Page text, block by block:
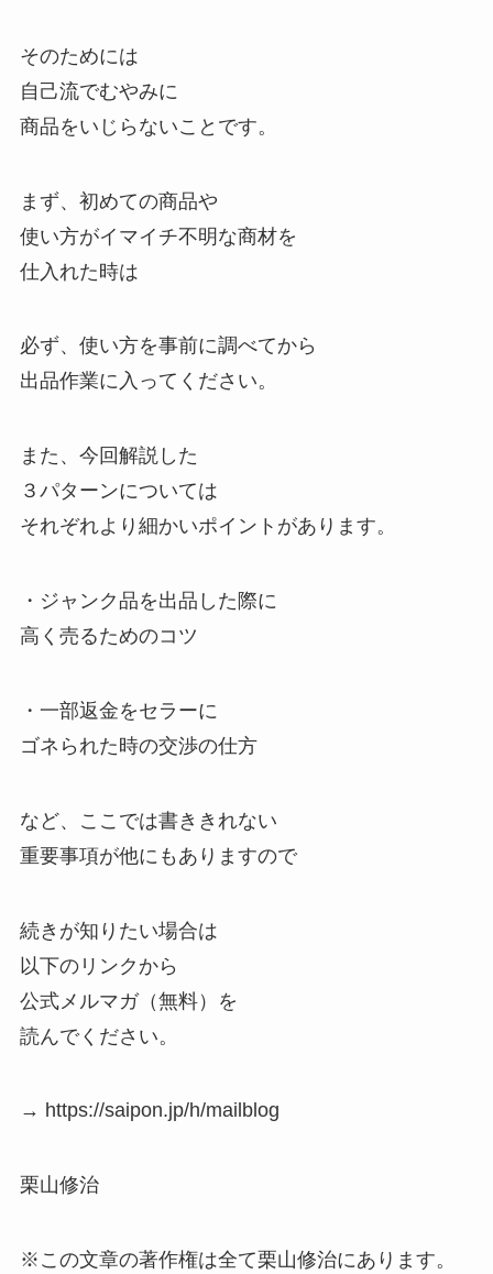
そのためには
自己流でむやみに
商品をいじらないことです。
まず、初めての商品や
使い方がイマイチ不明な商材を
仕入れた時は
必ず、使い方を事前に調べてから
出品作業に入ってください。
また、今回解説した
３パターンについては
それぞれより細かいポイントがあります。
・ジャンク品を出品した際に
高く売るためのコツ
・一部返金をセラーに
ゴネられた時の交渉の仕方
など、ここでは書ききれない
重要事項が他にもありますので
続きが知りたい場合は
以下のリンクから
公式メルマガ（無料）を
読んでください。
→ https://saipon.jp/h/mailblog
栗山修治
※この文章の著作権は全て栗山修治にあります。